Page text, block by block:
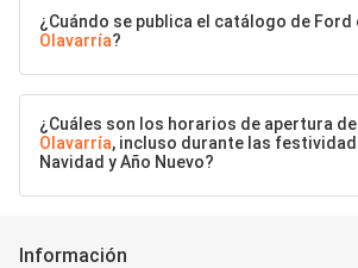
¿Cuándo se publica el catálogo de Ford
Olavarría?
¿Cuáles son los horarios de apertura
Olavarría, incluso durante las
Navidad y Año Nuevo?
Información